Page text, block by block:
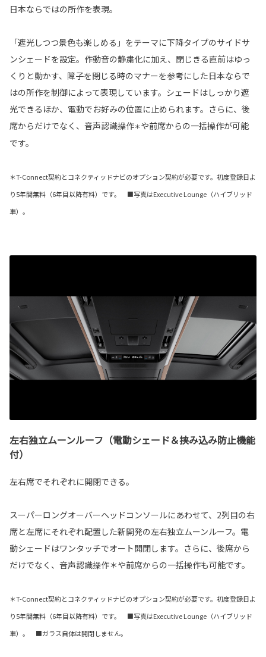
日本ならではの所作を表現。
「遮光しつつ景色も楽しめる」をテーマに下降タイプのサイドサ
ンシェードを設定。作動音の静粛化に加え、閉じきる直前はゆっ
くりと動かす、障子を閉じる時のマナーを参考にした日本ならで
はの所作を制御によって表現しています。シェードはしっかり遮
光できるほか、電動でお好みの位置に止められます。さらに、後
席からだけでなく、音声認識操作＊や前席からの一括操作が可能
です。
＊T-Connect契約とコネクティッドナビのオプション契約が必要です。初度登録日よ
り5年間無料（6年目以降有料）です。 ■写真はExecutive Lounge（ハイブリッド
車）。
左右独立ムーンルーフ（電動シェード＆挟み込み防止機能
付）
左右席でそれぞれに開閉できる。
スーパーロングオーバーヘッドコンソールにあわせて、2列目の右
席と左席にそれぞれ配置した新開発の左右独立ムーンルーフ。電
動シェードはワンタッチでオート開閉します。さらに、後席から
だけでなく、音声認識操作＊や前席からの一括操作も可能です。
＊T-Connect契約とコネクティッドナビのオプション契約が必要です。初度登録日よ
り5年間無料（6年目以降有料）です。 ■写真はExecutive Lounge（ハイブリッド
車）。 ■ガラス自体は開閉しません。